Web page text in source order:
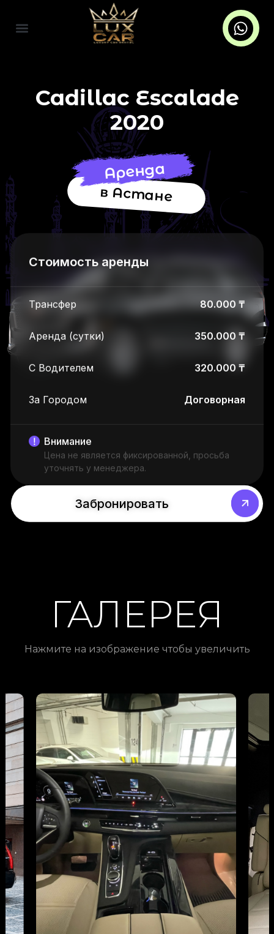
Cadillac Escalade
2020
Аренда
в Астане
Стоимость аренды
Трансфер 80.000 ₸
Аренда (сутки) 350.000 ₸
С Водителем 320.000 ₸
За Городом Договорная
Внимание
Цена не является фиксированной, просьба
уточнять у менеджера.
Забронировать
ГАЛЕРЕЯ
Нажмите на изображение чтобы увеличить